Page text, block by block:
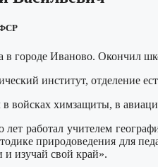
в городе Иваново. Окончил
институт, отделение
химзащиты, в
лет работал учителем
природоведения для
изучай свой край».